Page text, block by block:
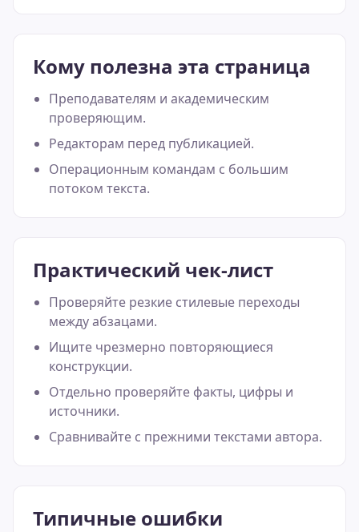
Кому полезна эта страница
Преподавателям и академическим
проверяющим.
Редакторам перед публикацией.
Операционным командам с большим
потоком текста.
Практический чек-лист
Проверяйте резкие стилевые переходы
между абзацами.
Ищите чрезмерно повторяющиеся
конструкции.
Отдельно проверяйте факты, цифры и
источники.
Сравнивайте с прежними текстами автора.
Типичные ошибки